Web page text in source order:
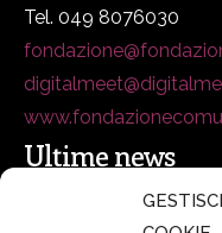
Tel. 049 8076030
Ultime news